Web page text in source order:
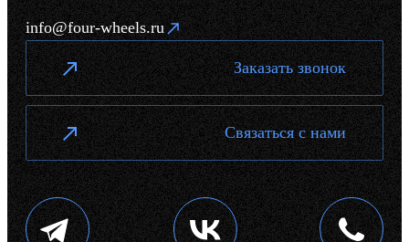
info@four-wheels.ru
Заказать звонок
Связаться с нами